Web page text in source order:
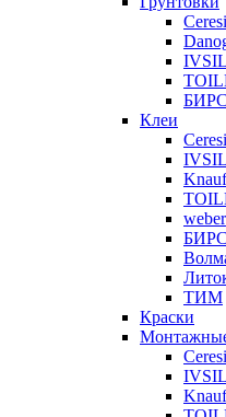
IVSIL
Клеи
IVSIL
Knauf
weber
ТИМ
Краски
IVSIL
Knauf